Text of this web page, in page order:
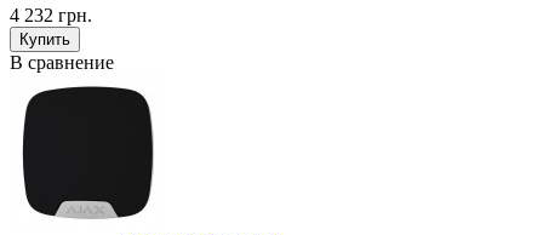
4 232 грн.
В сравнение